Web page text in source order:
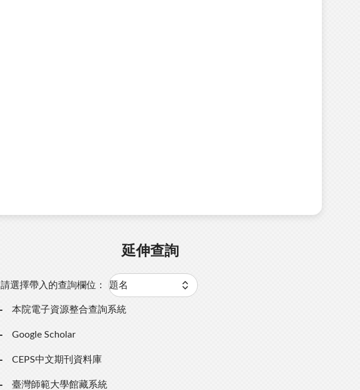
延伸查詢
請選擇帶入的查詢欄位：
本院電子資源整合查詢系統
Google Scholar
CEPS中文期刊資料庫
臺灣師範大學館藏系統